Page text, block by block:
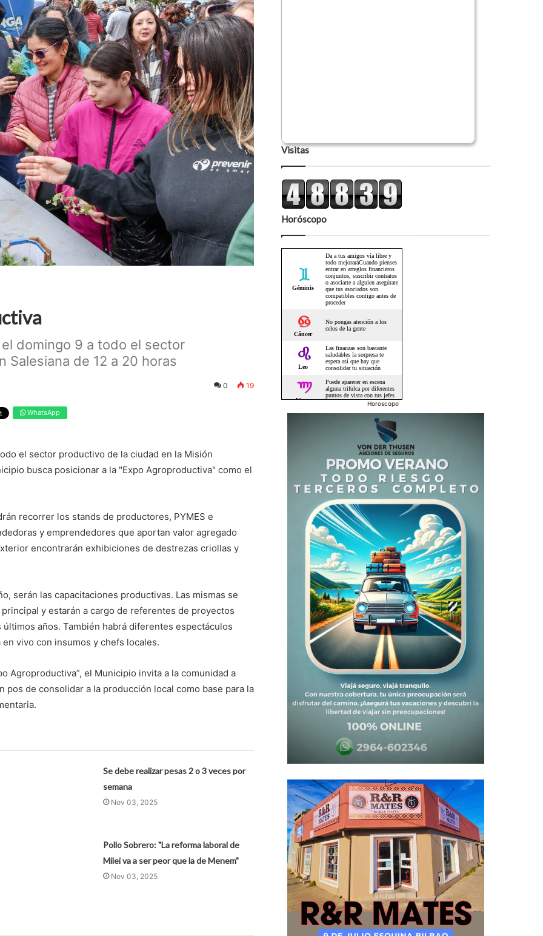
domingo 9 a todo el sector
Salesiana de 12 a 20 horas
0 19
WhatsApp
el sector productivo de la ciudad en la Misión
busca posicionar a la "Expo Agroproductiva" como el
recorrer los stands de productores, PYMES e
y emprendedores que aportan valor agregado
encontrarán exhibiciones de destrezas criollas y
serán las capacitaciones productivas. Las mismas se
y estarán a cargo de referentes de proyectos
años. También habrá diferentes espectáculos
vivo con insumos y chefs locales.
Agroproductiva”, el Municipio invita a la comunidad a
pos de consolidar a la producción local como base para la
Se debe realizar pesas 2 o 3 veces por
semana
Nov 03, 2025
Pollo Sobrero: "La reforma laboral de
Milei va a ser peor que la de Menem"
Nov 03, 2025
Visitas
Horóscopo
Horoscopo